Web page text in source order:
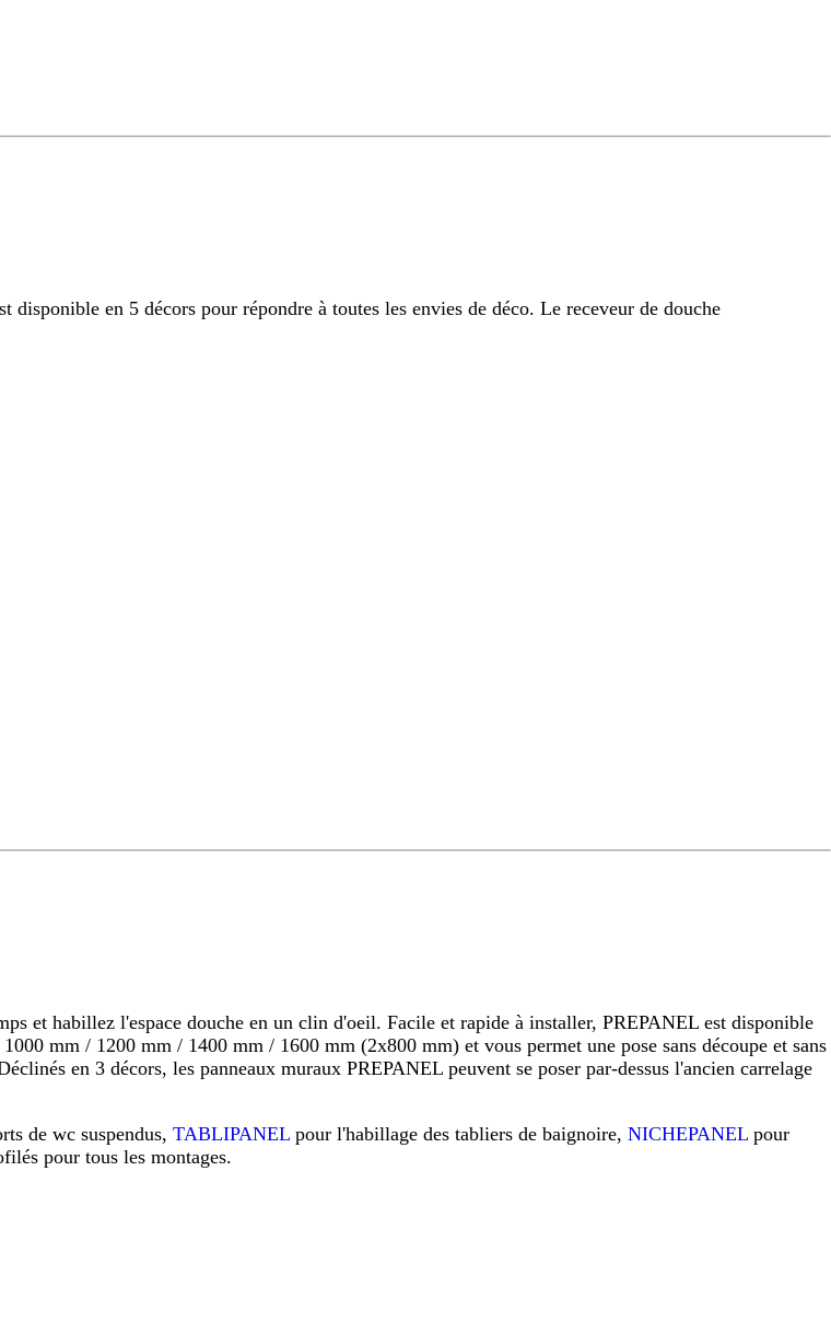
en 5 décors pour répondre à toutes les envies de déco. Le receveur de douche
et habillez l'espace douche en un clin d'oeil. Facile et rapide à installer, PREPANEL est disponible
mm / 1200 mm / 1400 mm / 1600 mm (2x800 mm) et vous permet une pose sans découpe et sans
en 3 décors, les panneaux muraux PREPANEL peuvent se poser par-dessus l'ancien carrelage
de wc suspendus, TABLIPANEL pour l'habillage des tabliers de baignoire, NICHEPANEL pour
pour tous les montages.